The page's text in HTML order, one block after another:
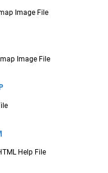
Image File
Image File
Help File